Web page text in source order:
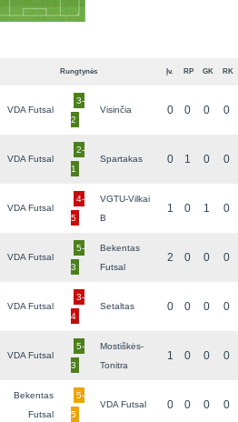
Rungtynės Įv. RP GK RK
VDA Futsal
3-
2
Visinčia 0 0 0 0
VDA Futsal
2-
1
Spartakas 0 1 0 0
VDA Futsal
4-
5
VGTU-Vilkai
B
1 0 1 0
VDA Futsal
5-
3
Bekentas
Futsal
2 0 0 0
VDA Futsal
3-
4
Setaltas 0 0 0 0
VDA Futsal
5-
3
Mostiškės-
Tonitra
1 0 0 0
Bekentas
Futsal
5-
5
VDA Futsal 0 0 0 0